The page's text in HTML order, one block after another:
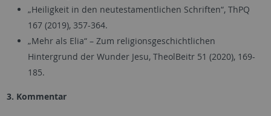
„Heiligkeit in den neutestamentlichen Schriften“, ThPQ
167 (2019), 357-364.
„Mehr als Elia“ – Zum religionsgeschichtlichen
Hintergrund der Wunder Jesu, TheolBeitr 51 (2020), 169-
185.
3. Kommentar